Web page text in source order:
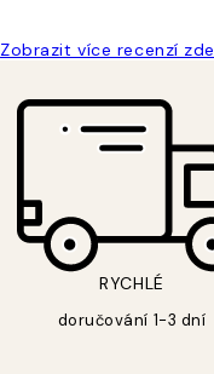
Zobrazit více recenzí zde
RYCHLÉ
doručování 1-3 dní